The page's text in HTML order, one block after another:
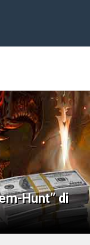
Hunt” di